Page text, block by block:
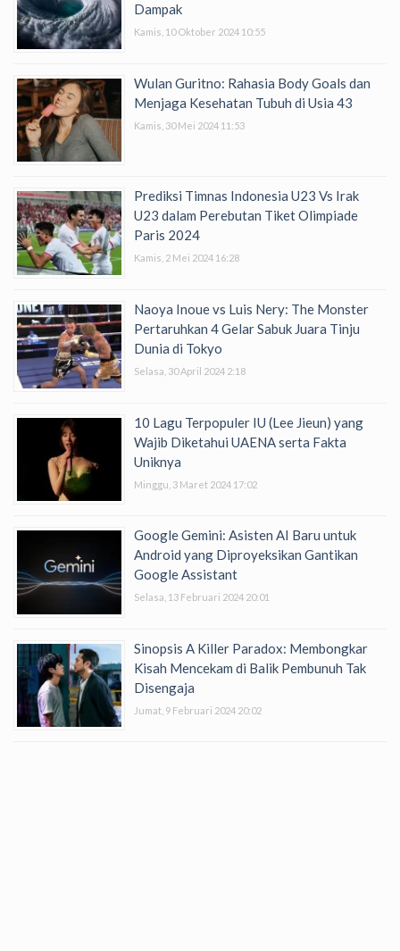
Dampak
Kamis, 10 Oktober 2024 10:55
Wulan Guritno: Rahasia Body Goals dan
Menjaga Kesehatan Tubuh di Usia 43
Kamis, 30 Mei 2024 11:53
Prediksi Timnas Indonesia U23 Vs Irak
U23 dalam Perebutan Tiket Olimpiade
Paris 2024
Kamis, 2 Mei 2024 16:28
Naoya Inoue vs Luis Nery: The Monster
Pertaruhkan 4 Gelar Sabuk Juara Tinju
Dunia di Tokyo
Selasa, 30 April 2024 2:18
10 Lagu Terpopuler IU (Lee Jieun) yang
Wajib Diketahui UAENA serta Fakta
Uniknya
Minggu, 3 Maret 2024 17:02
Google Gemini: Asisten AI Baru untuk
Android yang Diproyeksikan Gantikan
Google Assistant
Selasa, 13 Februari 2024 20:01
Sinopsis A Killer Paradox: Membongkar
Kisah Mencekam di Balik Pembunuh Tak
Disengaja
Jumat, 9 Februari 2024 20:02